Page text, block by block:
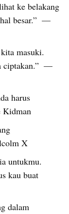
ke belakang
besar.”  —
masuki.
ciptakan.”  —
harus
Kidman
X
untukmu.
kau buat
dalam